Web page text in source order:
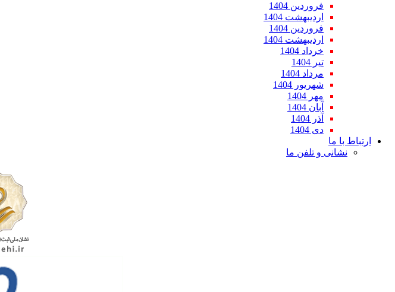
فروردین 1404
اردیبهشت 1404
فروردین 1404
اردیبهشت 1404
خرداد 1404
تیر 1404
مرداد 1404
شهریور 1404
مهر 1404
آبان 1404
آذر 1404
دی 1404
ارتباط با ما
نشانی و تلفن ما